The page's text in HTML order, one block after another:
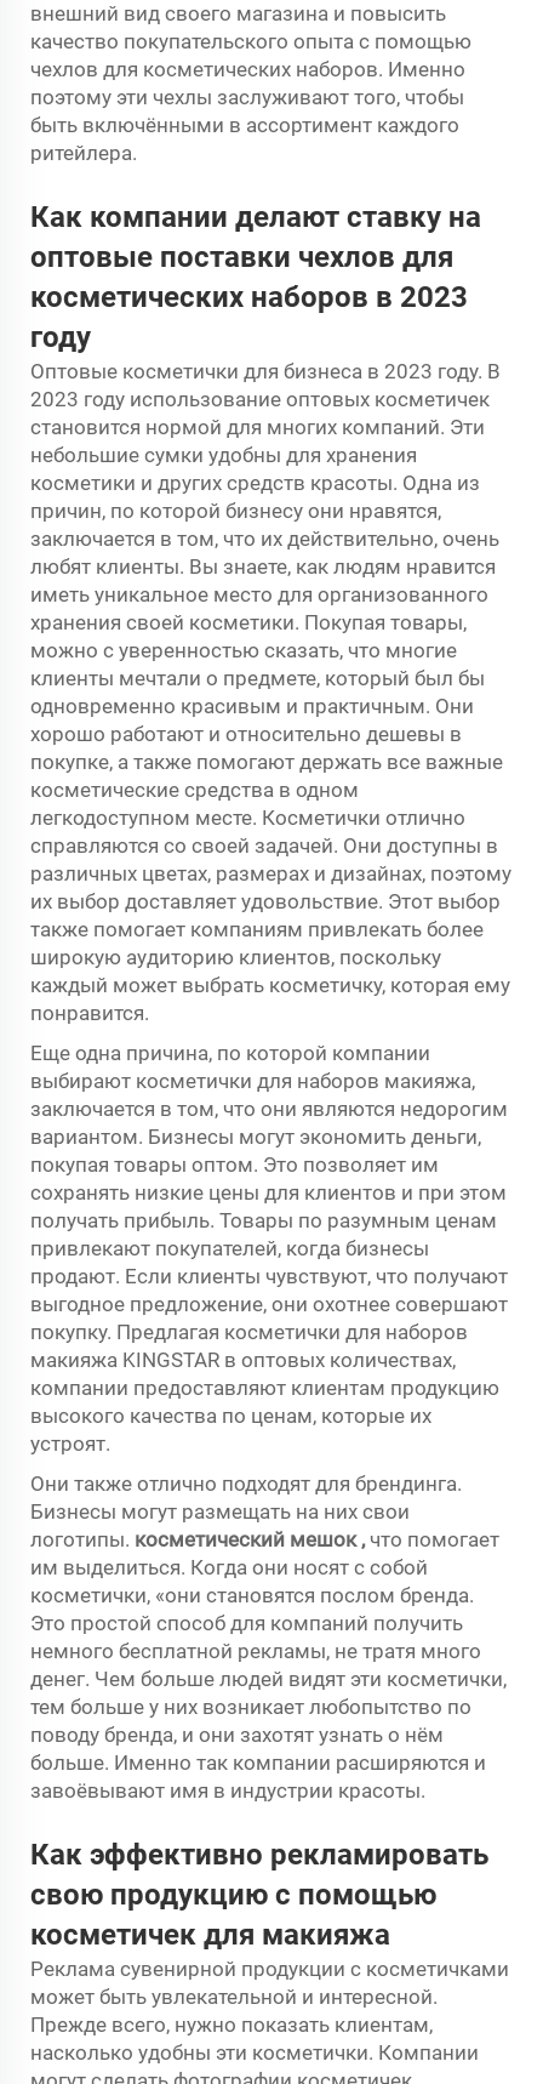
внешний вид своего магазина и повысить
качество покупательского опыта с помощью
чехлов для косметических наборов. Именно
поэтому эти чехлы заслуживают того, чтобы
быть включёнными в ассортимент каждого
ритейлера.
Как компании делают ставку на
оптовые поставки чехлов для
косметических наборов в 2023
году
Оптовые косметички для бизнеса в 2023 году. В
2023 году использование оптовых косметичек
становится нормой для многих компаний. Эти
небольшие сумки удобны для хранения
косметики и других средств красоты. Одна из
причин, по которой бизнесу они нравятся,
заключается в том, что их действительно, очень
любят клиенты. Вы знаете, как людям нравится
иметь уникальное место для организованного
хранения своей косметики. Покупая товары,
можно с уверенностью сказать, что многие
клиенты мечтали о предмете, который был бы
одновременно красивым и практичным. Они
хорошо работают и относительно дешевы в
покупке, а также помогают держать все важные
косметические средства в одном
легкодоступном месте. Косметички отлично
справляются со своей задачей. Они доступны в
различных цветах, размерах и дизайнах, поэтому
их выбор доставляет удовольствие. Этот выбор
также помогает компаниям привлекать более
широкую аудиторию клиентов, поскольку
каждый может выбрать косметичку, которая ему
понравится.
Еще одна причина, по которой компании
выбирают косметички для наборов макияжа,
заключается в том, что они являются недорогим
вариантом. Бизнесы могут экономить деньги,
покупая товары оптом. Это позволяет им
сохранять низкие цены для клиентов и при этом
получать прибыль. Товары по разумным ценам
привлекают покупателей, когда бизнесы
продают. Если клиенты чувствуют, что получают
выгодное предложение, они охотнее совершают
покупку. Предлагая косметички для наборов
макияжа KINGSTAR в оптовых количествах,
компании предоставляют клиентам продукцию
высокого качества по ценам, которые их
устроят.
Они также отлично подходят для брендинга.
Бизнесы могут размещать на них свои
логотипы. косметический мешок , что помогает
им выделиться. Когда они носят с собой
косметички, «они становятся послом бренда.
Это простой способ для компаний получить
немного бесплатной рекламы, не тратя много
денег. Чем больше людей видят эти косметички,
тем больше у них возникает любопытство по
поводу бренда, и они захотят узнать о нём
больше. Именно так компании расширяются и
завоёвывают имя в индустрии красоты.
Как эффективно рекламировать
свою продукцию с помощью
косметичек для макияжа
Реклама сувенирной продукции с косметичками
может быть увлекательной и интересной.
Прежде всего, нужно показать клиентам,
насколько удобны эти косметички. Компании